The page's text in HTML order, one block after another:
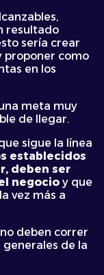
resultado
sería crear
proponer como
en los
meta muy
de llegar.
sigue la línea
establecidos
deben ser
negocio y que
vez más a
deben correr
generales de la